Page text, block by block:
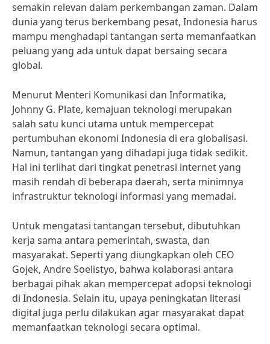
semakin relevan dalam perkembangan zaman. Dalam
dunia yang terus berkembang pesat, Indonesia harus
mampu menghadapi tantangan serta memanfaatkan
peluang yang ada untuk dapat bersaing secara
global.
Menurut Menteri Komunikasi dan Informatika,
Johnny G. Plate, kemajuan teknologi merupakan
salah satu kunci utama untuk mempercepat
pertumbuhan ekonomi Indonesia di era globalisasi.
Namun, tantangan yang dihadapi juga tidak sedikit.
Hal ini terlihat dari tingkat penetrasi internet yang
masih rendah di beberapa daerah, serta minimnya
infrastruktur teknologi informasi yang memadai.
Untuk mengatasi tantangan tersebut, dibutuhkan
kerja sama antara pemerintah, swasta, dan
masyarakat. Seperti yang diungkapkan oleh CEO
Gojek, Andre Soelistyo, bahwa kolaborasi antara
berbagai pihak akan mempercepat adopsi teknologi
di Indonesia. Selain itu, upaya peningkatan literasi
digital juga perlu dilakukan agar masyarakat dapat
memanfaatkan teknologi secara optimal.